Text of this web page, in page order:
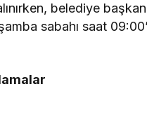
belediye
sabahı saat